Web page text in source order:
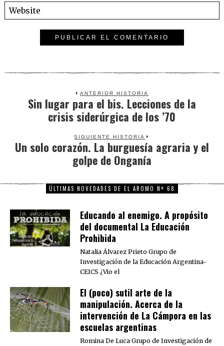
ANTERIOR HISTORIA
Previous
post:
Sin lugar para el bis. Lecciones de la
crisis siderúrgica de los ’70
SIGUIENTE HISTORIA
Next
post:
Un solo corazón. La burguesía agraria y el
golpe de Onganía
ÚLTIMAS NOVEDADES DE EL AROMO Nº 68
Educando al enemigo. A propósito
del documental La Educación
Prohibida
Natalia Álvarez Prieto Grupo de
Investigación de la Educación Argentina-
CEICS ¿Vio el
El (poco) sutil arte de la
manipulación. Acerca de la
intervención de La Cámpora en las
escuelas argentinas
Romina De Luca Grupo de Investigación de